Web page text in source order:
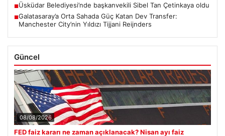
■Üsküdar Belediyesi’nde başkanvekili Sibel Tan Çetinkaya oldu
■Galatasaray’a Orta Sahada Güç Katan Dev Transfer:
Manchester City’nin Yıldızı Tijjani Reijnders
Güncel
08/08/2026
FED faiz kararı ne zaman açıklanacak? Nisan ayı faiz